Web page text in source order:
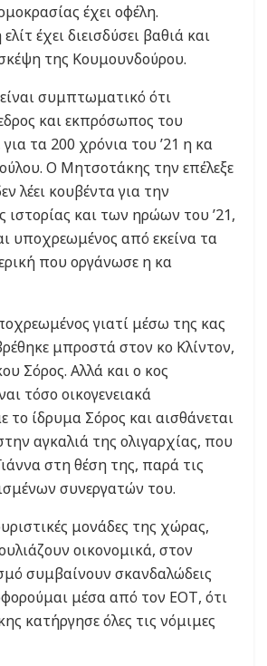
έχει οφέλη.
έχει διεισδύσει βαθιά και
της Κουμουνδούρου.
συμπτωματικό ότι
και εκπρόσωπος του
για τα 200 χρόνια του ’21 η κα
Ο Μητσοτάκης την επέλεξε
λέει κουβέντα για την
ιστορίας και των ηρώων του ’21,
υποχρεωμένος από εκείνα τα
που οργάνωσε η κα
γιατί μέσω της κας
μπροστά στον κο Κλίντον,
Σόρος. Αλλά και ο κος
τόσο οικογενειακά
το ίδρυμα Σόρος και αισθάνεται
αγκαλιά της ολιγαρχίας, που
στη θέση της, παρά τις
συνεργατών του.
μονάδες της χώρας,
οικονομικά, στον
συμβαίνουν σκανδαλώδεις
μέσα από τον ΕΟΤ, ότι
κατήργησε όλες τις νόμιμες